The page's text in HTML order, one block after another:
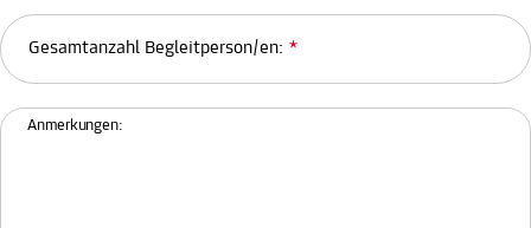
Gesamtanzahl Begleitperson/en: *
Anmerkungen: